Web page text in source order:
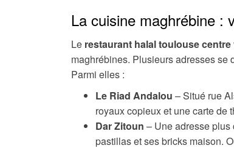
La cuisine maghrébine :
Le restaurant halal toulouse centre
maghrébines. Plusieurs adresses se
Parmi elles :
Le Riad Andalou – Situé rue
royaux copieux et une carte de
Dar Zitoun – Une adresse
pastillas et ses bricks maison.